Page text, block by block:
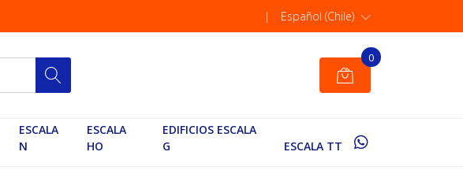
| Español (Chile)
0
ESCALA
N
ESCALA
HO
EDIFICIOS ESCALA
G
ESCALA TT